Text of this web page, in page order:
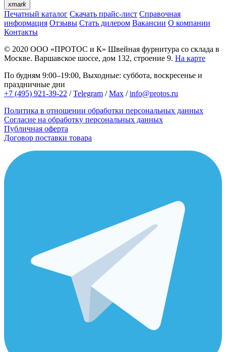
xmark
Печатный каталог Скачать прайс-лист Справочная
информация Отзывы Стать дилером Вакансии О компании
Контакты
© 2020 ООО «ПРОТОС и К» Швейная фурнитура со склада в
Москве. Варшавское шоссе, дом 132, строение 9. На карте
По будням 9:00–19:00, Выходные: суббота, воскресенье и
праздничные дни
+7 (495) 921-39-22 /Telegram /Max /info@protos.ru
Политика в отношении обработки персональных данных
Согласие на обработку персональных данных
Публичная оферта
Договор поставки товара